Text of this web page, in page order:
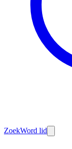
ZoekWord lid